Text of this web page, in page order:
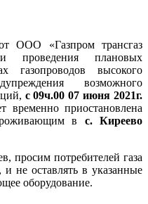
ООО «Газпром трансгаз
проведения плановых
газопроводов высокого
возможного
с 09ч.00 07 июня 2021г.
временно приостановлена
в с. Киреево
просим потребителей газа
не оставлять в указанные
оборудование.